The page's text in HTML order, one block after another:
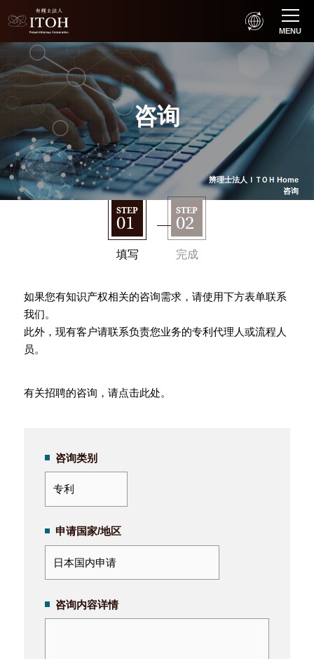
MENU
咨询
辨理士法人 ＩＴＯＨ Home
咨询
STEP
01
填写
STEP
02
完成
如果您有知识产权相关的咨询需求，请使用下方表单联系
我们。
此外，现有客户请联系负责您业务的专利代理人或流程人
员。
有关招聘的咨询， 请点击此处。
咨询类别
申请国家/地区
咨询内容详情